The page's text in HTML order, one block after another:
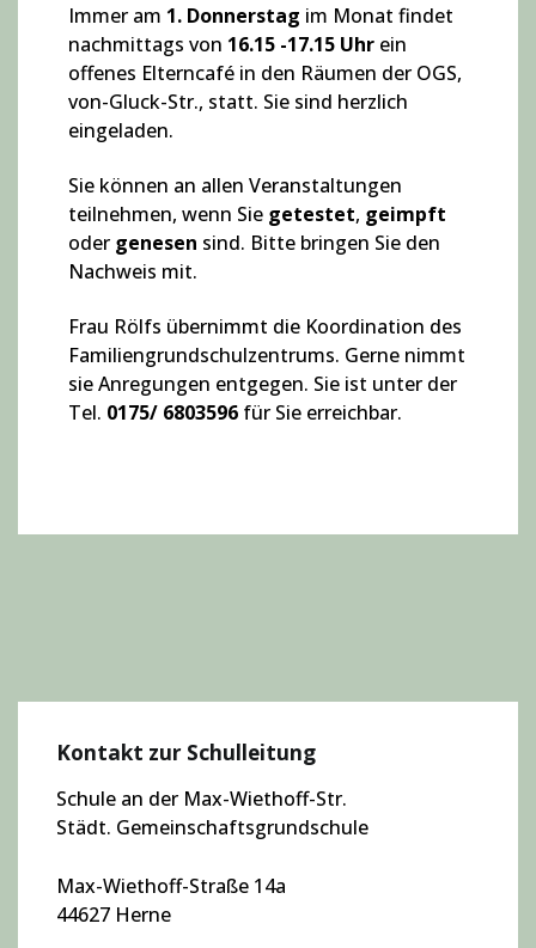
Immer am 1. Donnerstag im Monat findet
nachmittags von 16.15 -17.15 Uhr ein
offenes Elterncafé in den Räumen der OGS,
von-Gluck-Str., statt. Sie sind herzlich
eingeladen.
Sie können an allen Veranstaltungen
teilnehmen, wenn Sie getestet, geimpft
oder genesen sind. Bitte bringen Sie den
Nachweis mit.
Frau Rölfs übernimmt die Koordination des
Familiengrundschulzentrums. Gerne nimmt
sie Anregungen entgegen. Sie ist unter der
Tel. 0175/ 6803596 für Sie erreichbar.
Kontakt zur Schulleitung
Schule an der Max-Wiethoff-Str.
Städt. Gemeinschaftsgrundschule
Max-Wiethoff-Straße 14a
44627 Herne